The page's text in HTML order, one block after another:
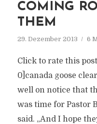
COMING
THEM
29. Dezember 2013 6
Click to rate this
0]canada goose
well on notice that
was time for Pastor
said. „And I hope